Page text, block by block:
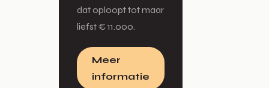
dat oploopt tot maar
liefst € 11.000.
Meer
informatie